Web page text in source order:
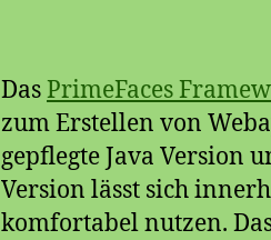
DasPrimeFaces
zum Erstellen von
gepflegte Java Version
Version lässt sich
komfortabel nutzen.